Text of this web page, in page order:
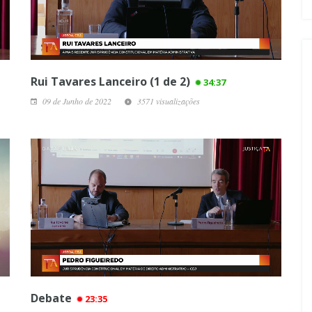
Rui Tavares Lanceiro (1 de 2) 34:37
09 de Junho de 2022 3571 visualizações
Debate 23:35